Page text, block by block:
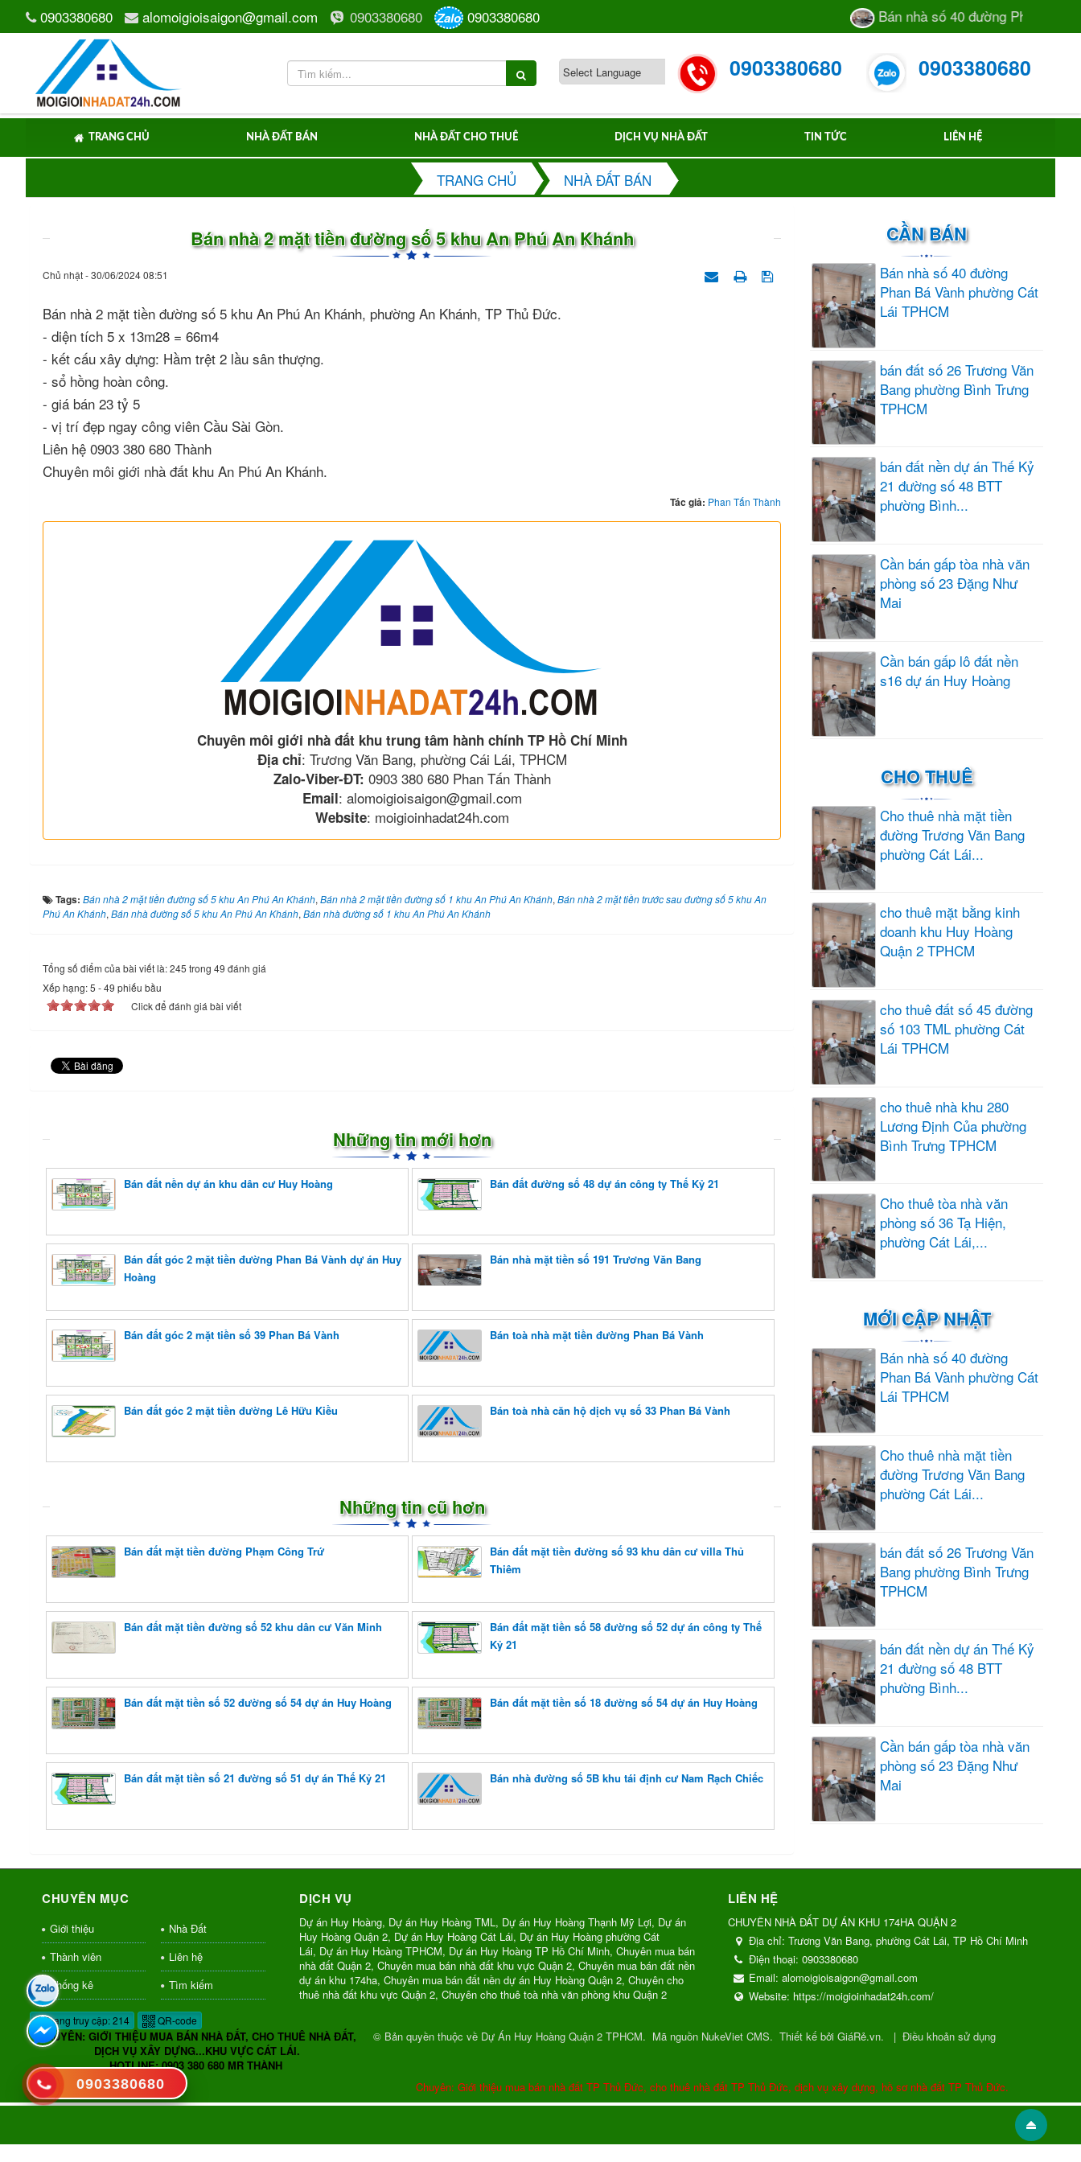
0903380680 alomoigioisaigon@gmail.com 0903380680 Zalo 0903380680 Bán nhà số 40 đường Phan Bá
0903380680 0903380680
TRANG CHỦ NHÀ ĐẤT BÁN NHÀ ĐẤT CHO THUÊ DỊCH VỤ NHÀ ĐẤT TIN TỨC LIÊN HỆ
TRANG CHỦ NHÀ ĐẤT BÁN
Bán nhà 2 mặt tiền đường số 5 khu An Phú An Khánh
Chủ nhật - 30/06/2024 08:51
Bán nhà 2 mặt tiền đường số 5 khu An Phú An Khánh, phường An Khánh, TP Thủ Đức.
- diện tích 5 x 13m28 = 66m4
- kết cấu xây dựng: Hầm trệt 2 lầu sân thượng.
- sổ hồng hoàn công.
- giá bán 23 tỷ 5
- vị trí đẹp ngay công viên Cầu Sài Gòn.
Liên hệ 0903 380 680 Thành
Chuyên môi giới nhà đất khu An Phú An Khánh.
Tác giả: Phan Tấn Thành
Chuyên môi giới nhà đất khu trung tâm hành chính TP Hồ Chí Minh
Địa chỉ: Trương Văn Bang, phường Cái Lái, TPHCM
Zalo-Viber-ĐT: 0903 380 680 Phan Tấn Thành
Email: alomoigioisaigon@gmail.com
Website: moigioinhadat24h.com
Tags: Bán nhà 2 mặt tiền đường số 5 khu An Phú An Khánh, Bán nhà 2 mặt tiền đường số 1 khu An Phú An Khánh, Bán nhà 2 mặt tiền trước sau đường số 5 khu An
Phú An Khánh, Bán nhà đường số 5 khu An Phú An Khánh, Bán nhà đường số 1 khu An Phú An Khánh
Tổng số điểm của bài viết là: 245 trong 49 đánh giá
Xếp hạng:5 -49 phiếu bầu
Click để đánh giá bài viết
Những tin mới hơn
Bán đất nền dự án khu dân cư Huy Hoàng Bán đất đường số 48 dự án công ty Thế Kỷ 21
Bán đất góc 2 mặt tiền đường Phan Bá Vành dự án Huy
Hoàng
Bán nhà mặt tiền số 191 Trương Văn Bang
Bán đất góc 2 mặt tiền số 39 Phan Bá Vành Bán toà nhà mặt tiền đường Phan Bá Vành
Bán đất góc 2 mặt tiền đường Lê Hữu Kiều Bán toà nhà căn hộ dịch vụ số 33 Phan Bá Vành
Những tin cũ hơn
Bán đất mặt tiền đường Phạm Công Trứ
Bán đất mặt tiền đường số 93 khu dân cư villa Thủ
Thiêm
Bán đất mặt tiền đường số 52 khu dân cư Văn Minh
Bán đất mặt tiền số 58 đường số 52 dự án công ty Thế
Kỷ 21
Bán đất mặt tiền số 52 đường số 54 dự án Huy Hoàng Bán đất mặt tiền số 18 đường số 54 dự án Huy Hoàng
Bán đất mặt tiền số 21 đường số 51 dự án Thế Kỷ 21 Bán nhà đường số 5B khu tái định cư Nam Rạch Chiếc
CẦN BÁN
Bán nhà số 40 đường
Phan Bá Vành phường Cát
Lái TPHCM
bán đất số 26 Trương Văn
Bang phường Bình Trưng
TPHCM
bán đất nền dự án Thế Kỷ
21 đường số 48 BTT
phường Bình...
Cần bán gấp tòa nhà văn
phòng số 23 Đặng Như
Mai
Cần bán gấp lô đất nền
s16 dự án Huy Hoàng
CHO THUÊ
Cho thuê nhà mặt tiền
đường Trương Văn Bang
phường Cát Lái...
cho thuê mặt bằng kinh
doanh khu Huy Hoàng
Quận 2 TPHCM
cho thuê đất số 45 đường
số 103 TML phường Cát
Lái TPHCM
cho thuê nhà khu 280
Lương Định Của phường
Bình Trưng TPHCM
Cho thuê tòa nhà văn
phòng số 36 Tạ Hiện,
phường Cát Lái,...
MỚI CẬP NHẬT
Bán nhà số 40 đường
Phan Bá Vành phường Cát
Lái TPHCM
Cho thuê nhà mặt tiền
đường Trương Văn Bang
phường Cát Lái...
bán đất số 26 Trương Văn
Bang phường Bình Trưng
TPHCM
bán đất nền dự án Thế Kỷ
21 đường số 48 BTT
phường Bình...
Cần bán gấp tòa nhà văn
phòng số 23 Đặng Như
Mai
CHUYÊN MỤC
Giới thiệu
Nhà Đất
Thành viên
Liên hệ
Thống kê
Tìm kiếm
Đang truy cập: 214 QR-code
DỊCH VỤ
Dự án Huy Hoàng, Dự án Huy Hoàng TML, Dự án Huy Hoàng Thạnh Mỹ Lợi, Dự án
Huy Hoàng Quận 2, Dự án Huy Hoàng Cát Lái, Dự án Huy Hoàng phường Cát
Lái, Dự án Huy Hoàng TPHCM, Dự án Huy Hoàng TP Hồ Chí Minh, Chuyên mua bán
nhà đất Quận 2, Chuyên mua bán nhà đất khu vực Quận 2, Chuyên mua bán đất nền
dự án khu 174ha, Chuyên mua bán đất nền dự án Huy Hoàng Quận 2, Chuyên cho
thuê nhà đất khu vực Quận 2, Chuyên cho thuê toà nhà văn phòng khu Quận 2
0903380680
LIÊN HỆ
CHUYÊN NHÀ ĐẤT DỰ ÁN KHU 174HA QUẬN 2
Địa chỉ:Trương Văn Bang, phường Cát Lái, TP Hồ Chí Minh
Điện thoại:0903380680
Email:alomoigioisaigon@gmail.com
Website: https://moigioinhadat24h.com/
CHUYÊN: GIỚI THIỆU MUA BÁN NHÀ ĐẤT, CHO THUÊ NHÀ ĐẤT,
DỊCH VỤ XÂY DỰNG...KHU VỰC CÁT LÁI.
HOTLINE: 0903 380 680 MR THÀNH
© Bản quyền thuộc về Dự Án Huy Hoàng Quận 2 TPHCM. Mã nguồn NukeViet CMS. Thiết kế bởi GiáRẻ.vn. | Điều khoản sử dụng
Chuyên: Giới thiệu mua bán nhà đất TP Thủ Đức, cho thuê nhà đất TP Thủ Đức, dịch vụ xây dựng, hồ sơ nhà đất TP Thủ Đức.